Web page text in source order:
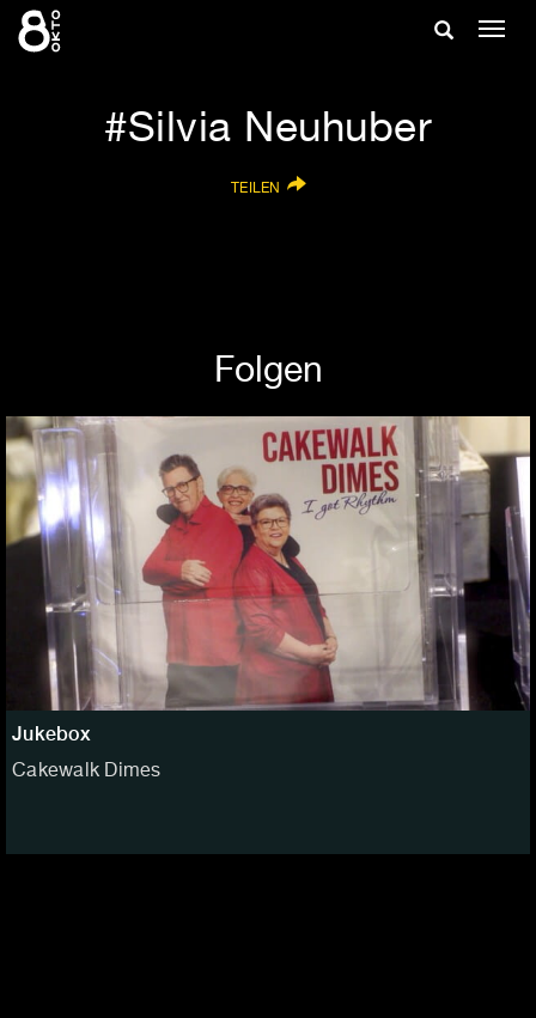
Zum
Inhalt
Suche
Silvia Neuhuber
TEILEN
Folgen
Jukebox
Cakewalk Dimes